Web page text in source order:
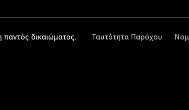
δικαιώματος. Ταυτότητα Παρόχου